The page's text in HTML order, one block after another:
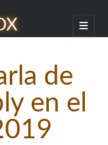
abrir
menú
de
en el